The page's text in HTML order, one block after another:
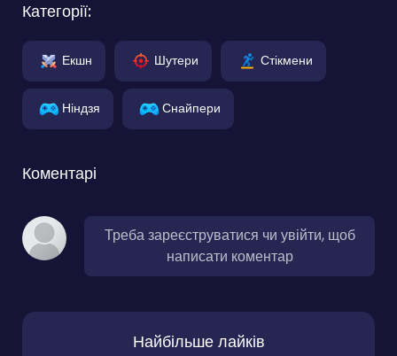
Категорії:
Екшн Шутери Стікмени
Ніндзя Снайпери
Коментарі
Треба зареєструватися чи увійти, щоб
написати коментар
Найбільше лайків